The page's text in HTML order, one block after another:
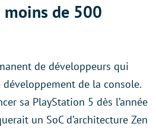
moins de 500
de développeurs qui
de la console.
sa PlayStation 5 dès l’année
un SoC d’architecture Zen